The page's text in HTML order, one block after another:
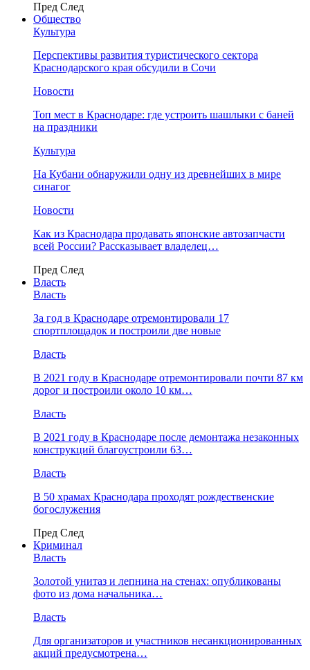
Пред След
Общество
Культура
Перспективы развития туристического сектора
Краснодарского края обсудили в Сочи
Новости
Топ мест в Краснодаре: где устроить шашлыки с баней
на праздники
Культура
На Кубани обнаружили одну из древнейших в мире
синагог
Новости
Как из Краснодара продавать японские автозапчасти
всей России? Рассказывает владелец…
Пред След
Власть
Власть
За год в Краснодаре отремонтировали 17
спортплощадок и построили две новые
Власть
В 2021 году в Краснодаре отремонтировали почти 87 км
дорог и построили около 10 км…
Власть
В 2021 году в Краснодаре после демонтажа незаконных
конструкций благоустроили 63…
Власть
В 50 храмах Краснодара проходят рождественские
богослужения
Пред След
Криминал
Власть
​Золотой унитаз и лепнина на стенах: опубликованы
фото из дома начальника…
Власть
Для организаторов и участников несанкционированных
акций предусмотрена…